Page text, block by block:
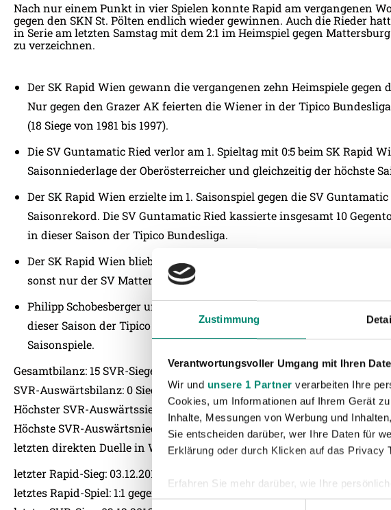
Zustimmung
Verantwortungsvoller Umgang mit Ihren
Wir und unsere 1 Partner verarbeiten Ihre
Cookies, um Informationen auf Ihrem Gerät
Inhalte, Messungen von Werbung und
Sie entscheiden darüber, wer Ihre Daten für
Erklärung oder durch Klicken auf das Privacy
Erfahren Sie mehr darüber, wie Ihre
Einzelheitenfest.
Einwilligungsauswahl
Nach nur einem Punkt in vier Spielen konnte Rapid am vergangenen
gegen den SKN St. Pölten endlich wieder gewinnen. Auch die Rieder
in Serie am letzten Samstag mit dem 2:1 im Heimspiel gegen
zu verzeichnen.
Der SK Rapid Wien gewann die vergangenen zehn Heimspiele gegen
Nur gegen den Grazer AK feierten die Wiener in der Tipico
(18 Siege von 1981 bis 1997).
Die SV Guntamatic Ried verlor am 1. Spieltag mit 0:5 beim SK Rapid
Saisonniederlage der Oberösterreicher und gleichzeitig der höchste
Der SK Rapid Wien erzielte im 1. Saisonspiel gegen die SV
Saisonrekord. Die SV Guntamatic Ried kassierte insgesamt 10
in dieser Saison der Tipico Bundesliga.
Der SK Rapid Wien blieb in drei Heimspielen dieser Saison der Tipico
sonst nur der SV Mattersburg und der FC Admira Wacker Mödling.
Philipp Schobesberger und Clemens Walch lieferten jeweils vier
dieser Saison der Tipico Bundesliga mehr. Schobesberger absolvierte
Saisonspiele.
Gesamtbilanz: 15 SVR-Siege – 18 Remis – 45 Niederlagen
SVR-Auswärtsbilanz: 0 Siege – 8 Remis – 39 Niederlagen
Höchster SVR-Auswärtssieg: 2:1 n.V. (26.10.2011, ÖFB-Cup)
Höchste SVR-Auswärtsniederlage: 0:6 (16.11.1996, 13.05.2006)
letzten direkten Duelle in Wien: 2:1 und 5:0 für Rapid Wien
letzter Rapid-Sieg: 03.12.2016 gegen SKN St. Pölten (2:1)
letztes Rapid-Spiel: 1:1 gegen Athletic Bilbao